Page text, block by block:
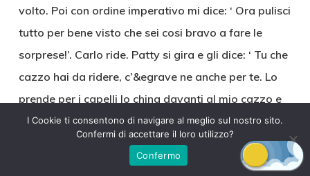
volto. Poi con ordine imperativo mi dice: ‘ Ora pulisci
tutto per bene visto che sei cosi bravo a fare le
sorprese!’. Carlo ride. Patty si gira e gli dice: ‘ Tu che
cazzo hai da ridere, c’&egrave ne anche per te. Lo
prende per i capelli lo china davanti al mio cazzo e
gli ordina di ripulirlo. Carlo obbedisce. Lo fa anche
con cura e maestria. Poi mi dice ‘pulisce bene tu,
raccogli tutto lo sperma di questo cazzo di
I Cookie ti consentono di navigare al meglio sul nostro sito.
Confermi di accettare il loro utilizzo?
Confermo